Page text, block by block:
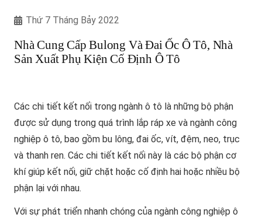
Thứ 7 Tháng Bảy 2022
Nhà Cung Cấp Bulong Và Đai Ốc Ô Tô, Nhà
Sản Xuất Phụ Kiện Cố Định Ô Tô
Các chi tiết kết nối trong ngành ô tô là những bộ phận
được sử dụng trong quá trình lắp ráp xe và ngành công
nghiệp ô tô, bao gồm bu lông, đai ốc, vít, đệm, neo, trục
và thanh ren. Các chi tiết kết nối này là các bộ phận cơ
khí giúp kết nối, giữ chặt hoặc cố định hai hoặc nhiều bộ
phận lại với nhau.
Với sự phát triển nhanh chóng của ngành công nghiệp ô